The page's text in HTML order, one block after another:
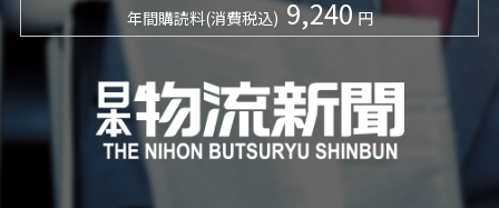
年間購読料(消費税込) 9,240 円